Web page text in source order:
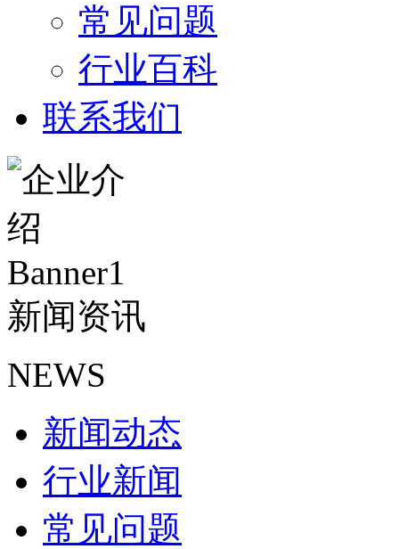
常见问题
行业百科
联系我们
新闻资讯
NEWS
新闻动态
行业新闻
常见问题